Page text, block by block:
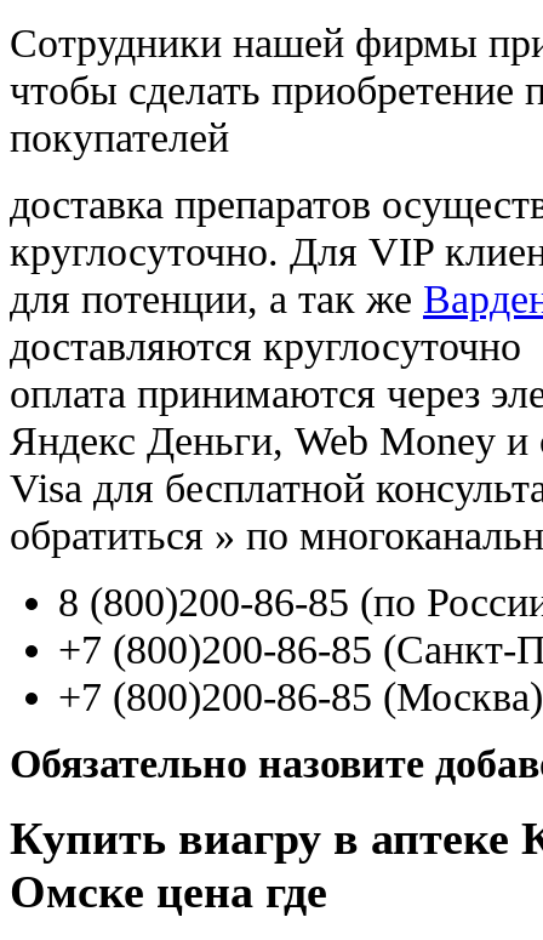
Cотрудники нашей фирмы
чтобы сделать приобретение
покупателей
доставка препаратов
круглосуточно. Для VIP
для потенции, а так же
доставляются круглосуточно
оплата принимаются через
Яндекс Деньги, Web Money и
Visa для бесплатной
обратиться » по
8 (800)200-86-85 (по
+7 (800)200-86-85 (Санкт-
+7 (800)200-86-85 (Москва)
Обязательно назовите
Купить виагру в аптеке
Омске цена где